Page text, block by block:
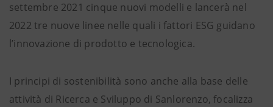
settembre 2021 cinque nuovi modelli e lancerà nel
2022 tre nuove linee nelle quali i fattori ESG guidano
l’innovazione di prodotto e tecnologica.
I principi di sostenibilità sono anche alla base delle
attività di Ricerca e Sviluppo di Sanlorenzo, focalizza